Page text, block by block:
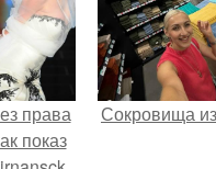
права
показ
Сокровища